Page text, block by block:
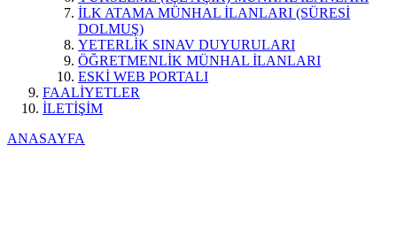
İLK ATAMA MÜNHAL İLANLARI (SÜRESİ
DOLMUŞ)
YETERLİK SINAV DUYURULARI
ÖĞRETMENLİK MÜNHAL İLANLARI
ESKİ WEB PORTALI
FAALİYETLER
İLETİŞİM
ANASAYFA